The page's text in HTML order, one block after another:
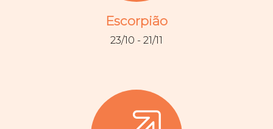
Escorpião
23/10 - 21/11